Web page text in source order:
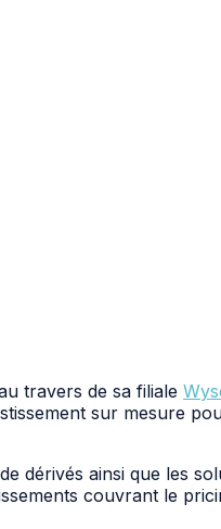
travers de sa filiale
sur mesure
dérivés ainsi que les
couvrant le